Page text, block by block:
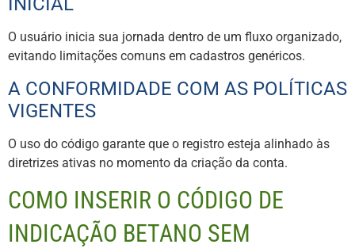
O usuário inicia sua jornada dentro de um fluxo organizado,
evitando limitações comuns em cadastros genéricos.
A CONFORMIDADE COM AS POLÍTICAS
VIGENTES
O uso do código garante que o registro esteja alinhado às
diretrizes ativas no momento da criação da conta.
COMO INSERIR O CÓDIGO DE
INDICAÇÃO BETANO SEM